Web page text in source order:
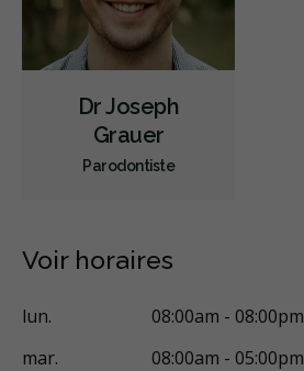
Dr Joseph
Grauer
Parodontiste
Voir horaires
lun.
08:00am - 08:00pm
mar.
08:00am - 05:00pm